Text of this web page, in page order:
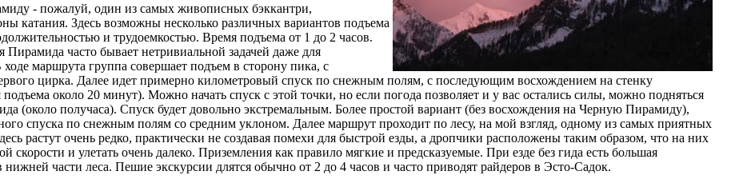
- пожалуй, один из самых живописных бэккантри,
катания. Здесь возможны несколько различных вариантов подъема
и трудоемкостью. Время подъема от 1 до 2 часов.
часто бывает нетривиальной задачей даже для
маршрута группа совершает подъем в сторону пика, с
цирка. Далее идет примерно километровый спуск по снежным полям, с последующим восхождением на стенку
около 20 минут). Можно начать спуск с этой точки, но если погода позволяет и у вас остались силы, можно подняться
(около получаса). Спуск будет довольно экстремальным. Более простой вариант (без восхождения на Черную Пирамиду),
спуска по снежным полям со средним уклоном. Далее маршрут проходит по лесу, на мой взгляд, одному из самых приятных
растут очень редко, практически не создавая помехи для быстрой езды, а дропчики расположены таким образом, что на них
скорости и улетать очень далеко. Приземления как правило мягкие и предсказуемые. При езде без гида есть большая
нижней части леса. Пешие экскурсии длятся обычно от 2 до 4 часов и часто приводят райдеров в Эсто-Садок.